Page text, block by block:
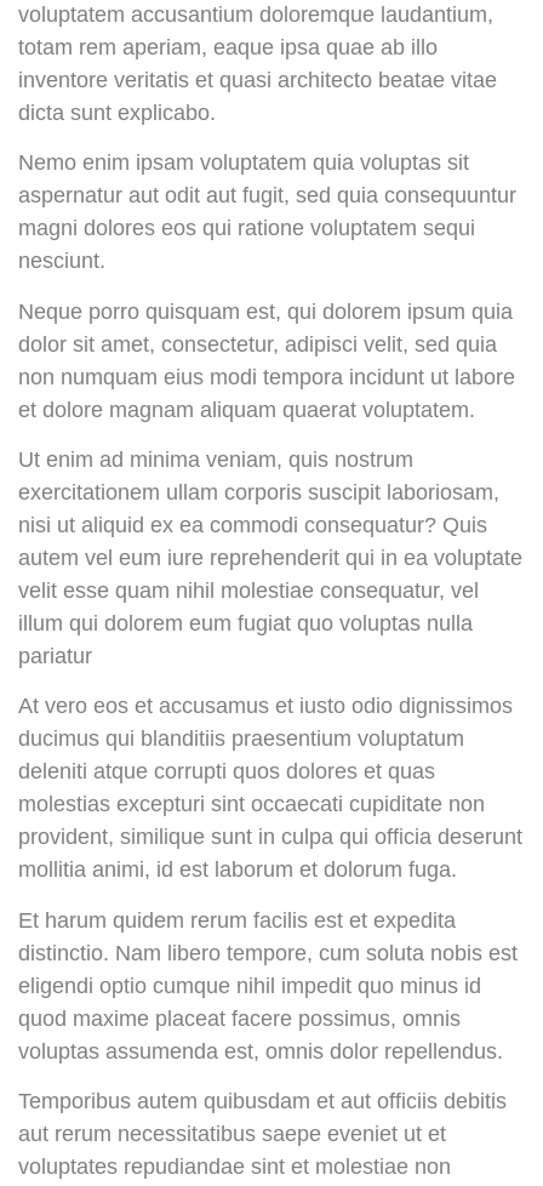
voluptatem accusantium doloremque laudantium,
totam rem aperiam, eaque ipsa quae ab illo
inventore veritatis et quasi architecto beatae vitae
dicta sunt explicabo.
Nemo enim ipsam voluptatem quia voluptas sit
aspernatur aut odit aut fugit, sed quia consequuntur
magni dolores eos qui ratione voluptatem sequi
nesciunt.
Neque porro quisquam est, qui dolorem ipsum quia
dolor sit amet, consectetur, adipisci velit, sed quia
non numquam eius modi tempora incidunt ut labore
et dolore magnam aliquam quaerat voluptatem.
Ut enim ad minima veniam, quis nostrum
exercitationem ullam corporis suscipit laboriosam,
nisi ut aliquid ex ea commodi consequatur? Quis
autem vel eum iure reprehenderit qui in ea voluptate
velit esse quam nihil molestiae consequatur, vel
illum qui dolorem eum fugiat quo voluptas nulla
pariatur
At vero eos et accusamus et iusto odio dignissimos
ducimus qui blanditiis praesentium voluptatum
deleniti atque corrupti quos dolores et quas
molestias excepturi sint occaecati cupiditate non
provident, similique sunt in culpa qui officia deserunt
mollitia animi, id est laborum et dolorum fuga.
Et harum quidem rerum facilis est et expedita
distinctio. Nam libero tempore, cum soluta nobis est
eligendi optio cumque nihil impedit quo minus id
quod maxime placeat facere possimus, omnis
voluptas assumenda est, omnis dolor repellendus.
Temporibus autem quibusdam et aut officiis debitis
aut rerum necessitatibus saepe eveniet ut et
voluptates repudiandae sint et molestiae non